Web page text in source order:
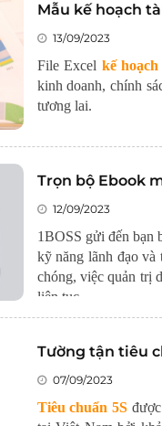
Mẫu kế hoạch
13/09/2023
File Excel kế
kinh doanh, chính
tương lai.
Trọn bộ Ebook
12/09/2023
1BOSS gửi đến bạn
kỹ năng lãnh đạo và
chóng, việc quản trị
liên tục.
Tường tận tiêu
07/09/2023
Tiêu chuẩn 5Sđược